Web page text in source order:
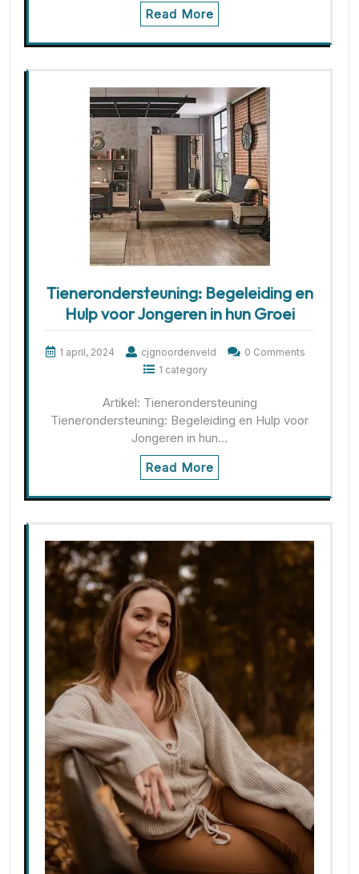
Read More
Tienerondersteuning: Begeleiding en
Hulp voor Jongeren in hun Groei
1 april, 2024 cjgnoordenveld
0 Comments
1 category
Artikel: Tienerondersteuning
Tienerondersteuning: Begeleiding en Hulp voor
Jongeren in hun…
Read More